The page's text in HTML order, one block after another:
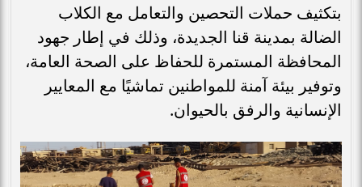
بتكثيف حملات التحصين والتعامل مع الكلاب
الضالة بمدينة قنا الجديدة، وذلك في إطار جهود
المحافظة المستمرة للحفاظ على الصحة العامة،
وتوفير بيئة آمنة للمواطنين تماشيًا مع المعايير
الإنسانية والرفق بالحيوان.